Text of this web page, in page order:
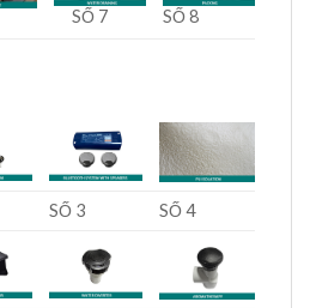
SỐ 7 SỐ 8
SỐ 3 SỐ 4